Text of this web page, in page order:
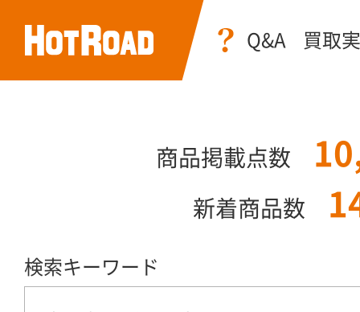
Q&A 買取
商品掲載点数
新着商品数
検索キーワード